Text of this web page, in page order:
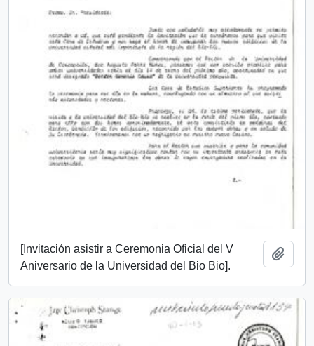
[Invitación asistir a Ceremonia Oficial del V
Aniversario de la Universidad del Bio Bio].